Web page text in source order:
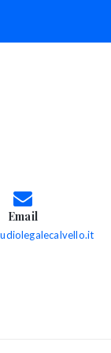
Email